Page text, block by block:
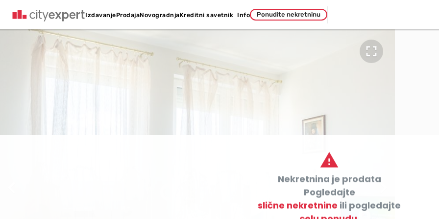
IzdavanjeProdajaNovogradnjaKreditni savetnik Info Ponudite nekretninu



Nekretnina je prodata
Pogledajte
slične nekretnine ili pogledajte